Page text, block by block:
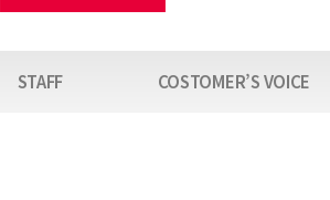
STAFF COSTOMER’S VOICE